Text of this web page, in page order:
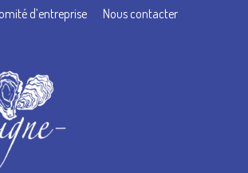
d’entreprise Nous contacter